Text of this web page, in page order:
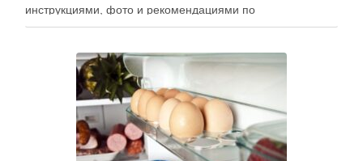
инструкциями, фото и рекомендациями по
приготовлению. В отличие от печатных изданий,
контент, расширять коллекции блюд и добавлять новые
функции. Ниже …